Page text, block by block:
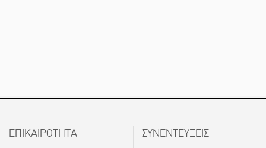
ΕΠΙΚΑΙΡΟΤΗΤΑ
ΣΥΝΕΝΤΕΥΞΕΙΣ